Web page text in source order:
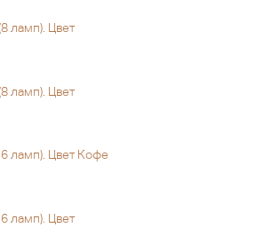
ламп). Цвет
ламп). Цвет
ламп). Цвет Кофе
ламп). Цвет